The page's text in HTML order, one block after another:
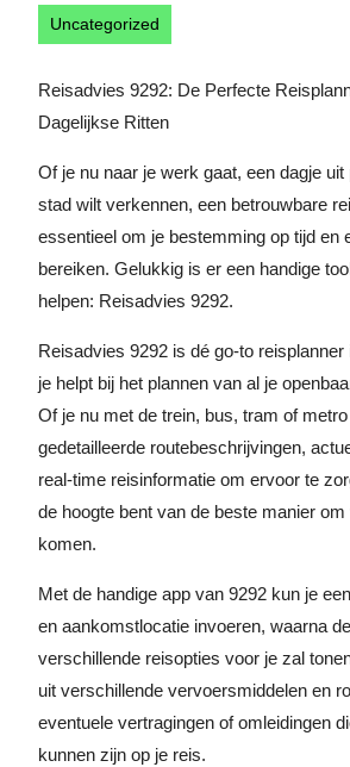
2025
Uncategorized
Reisadvies 9292: De Perfecte
Dagelijkse Ritten
Of je nu naar je werk gaat, een dagje
stad wilt verkennen, een betrouwbare
essentieel om je bestemming op tijd en
bereiken. Gelukkig is er een handige
helpen: Reisadvies 9292.
Reisadvies 9292 is dé go-to reisplanner
je helpt bij het plannen van al je
Of je nu met de trein, bus, tram of
gedetailleerde routebeschrijvingen,
real-time reisinformatie om ervoor te
de hoogte bent van de beste manier om
komen.
Met de handige app van 9292 kun je
en aankomstlocatie invoeren, waarna
verschillende reisopties voor je zal
uit verschillende vervoersmiddelen en
eventuele vertragingen of omleidingen
kunnen zijn op je reis.